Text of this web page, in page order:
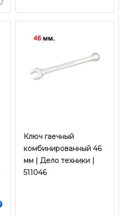
Ключ гаечный
комбинированный 46
мм | Дело техники |
511046